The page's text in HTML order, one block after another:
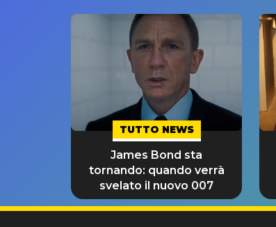
TUTTO NEWS
James Bond sta
tornando: quando verrà
svelato il nuovo 007